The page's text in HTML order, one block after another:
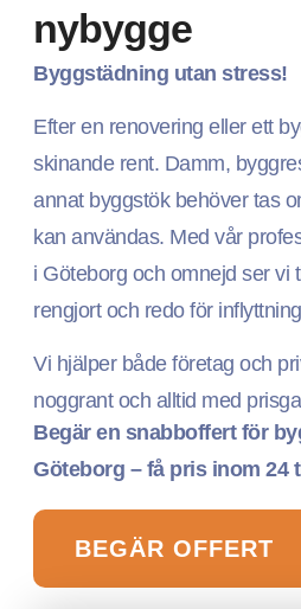
nybygge
Byggstädning utan stress!
Efter en renovering eller ett
skinande rent. Damm,
annat byggstök behöver tas
kan användas. Med vår
i Göteborg och omnejd ser vi
rengjort och redo för
Vi hjälper både företag och
noggrant och alltid med
Begär en snabboffert för
Göteborg – få pris inom 24
BEGÄR OFFERT